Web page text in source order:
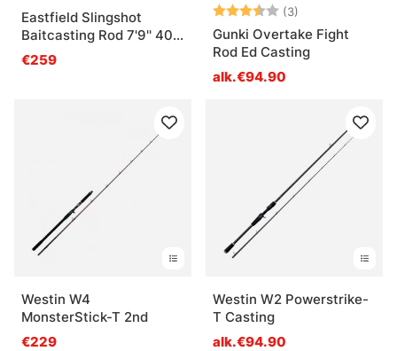
Eastfield Slingshot
Baitcasting Rod 7'9'' 40-
110g V2
€259
Arvio: (3)
Gunki Overtake Fight
Rod Ed Casting
alk.€94.90
Westin W4
MonsterStick-T 2nd
€229
Westin W2 Powerstrike-
T Casting
alk.€94.90